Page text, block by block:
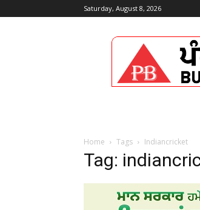
Saturday, August 8, 2026
Home Tags Indiancricket
Tag: